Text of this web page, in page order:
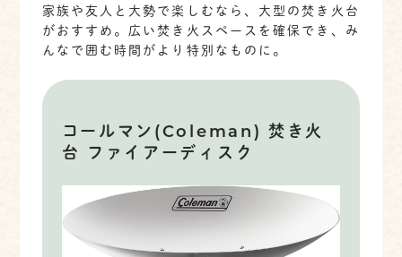
家族や友人と大勢で楽しむなら、大型の焚き火台
がおすすめ。広い焚き火スペースを確保でき、み
んなで囲む時間がより特別なものに。
コールマン(Coleman) 焚き火
台 ファイアーディスク